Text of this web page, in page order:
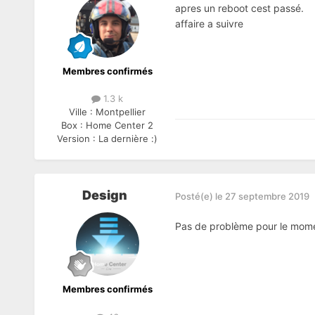
Membres confirmés
1.3 k
Ville : Montpellier
Box : Home Center 2
Version : La dernière :)
apres un reboot cest passé.
affaire a suivre
Design
Membres confirmés
Posté(e) le 27 septembre 2019
Pas de problème pour le